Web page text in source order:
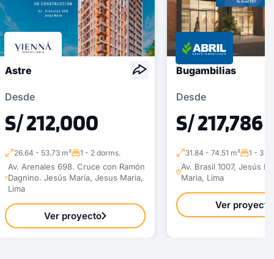
Astre
Desde
S/ 212,000
26.64 - 53.73 m² 1 - 2 dorms.
Av. Arenales 698. Cruce con Ramón
Dagnino. Jesús María, Jesus Maria,
Lima
Ver proyecto
Bugambilias
Desde
S/ 217,786
31.84 - 74.51 m² 1 - 3
Av. Brasil 1007, Jesús
Maria, Lima
Ver proyecto